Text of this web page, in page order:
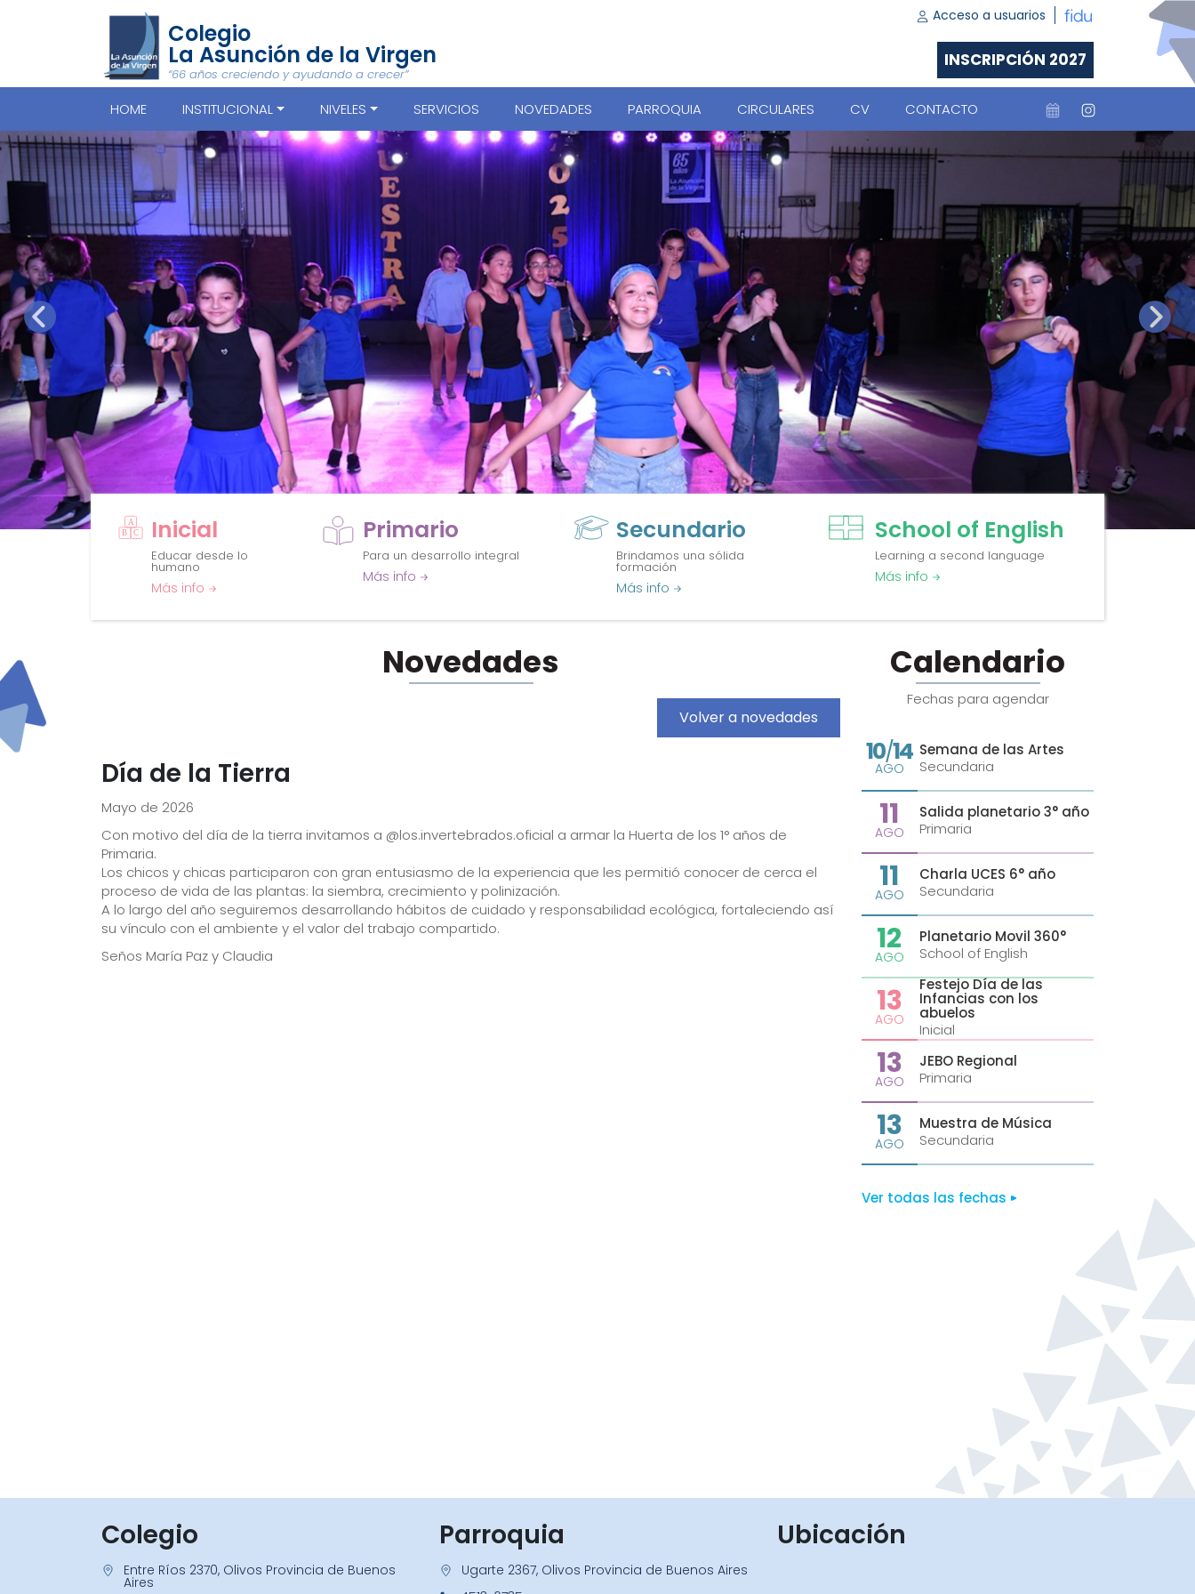
Colegio
La Asunción de la Virgen
“66 años creciendo y ayudando a crecer”
Acceso a usuarios
INSCRIPCIÓN 2027
HOME INSTITUCIONAL NIVELES SERVICIOS NOVEDADES PARROQUIA CIRCULARES CV CONTACTO
Inicial
Educar desde lo
humano
Más info
Primario
Para un desarrollo integral
Más info
Secundario
Brindamos una sólida
formación
Más info
School of English
Learning a second language
Más info
Novedades
Volver a novedades
Día de la Tierra
Mayo de 2026
Con motivo del día de la tierra invitamos a @los.invertebrados.oficial a armar la Huerta de los 1° años de
Primaria.
Los chicos y chicas participaron con gran entusiasmo de la experiencia que les permitió conocer de cerca el
proceso de vida de las plantas: la siembra, crecimiento y polinización.
A lo largo del año seguiremos desarrollando hábitos de cuidado y responsabilidad ecológica, fortaleciendo así
su vínculo con el ambiente y el valor del trabajo compartido.
Seños María Paz y Claudia
Calendario
Fechas para agendar
10/14
AGO
Semana de las Artes
Secundaria
11
AGO
Salida planetario 3° año
Primaria
11
AGO
Charla UCES 6° año
Secundaria
12
AGO
Planetario Movil 360°
School of English
13
AGO
Festejo Día de las
Infancias con los
abuelos
Inicial
13
AGO
JEBO Regional
Primaria
13
AGO
Muestra de Música
Secundaria
Ver todas las fechas
Colegio
Entre Ríos 2370, Olivos Provincia de Buenos
Aires
Parroquia
Ugarte 2367, Olivos Provincia de Buenos Aires
Ubicación